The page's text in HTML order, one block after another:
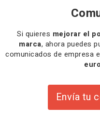
Si quieres mejorar el
marca, ahora puedes
comunicados de empresa
Envía tu